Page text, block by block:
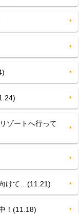
ゾートへ行って
けて…(11.21)
！(11.18)